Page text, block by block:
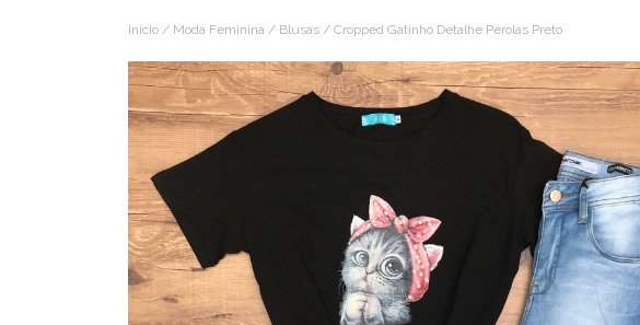
Início / Moda Feminina / Blusas / Cropped Gatinho Detalhe Pérolas Preto